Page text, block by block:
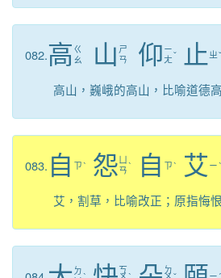
082.高 ㄍ
ㄠ
山 ㄕ
ㄢ
仰 ㄧ
ㄤˇ 止 ㄓˇ
高山，巍峨的高山，比喻道德
083. 自 ㄗˋ 怨ㄢˋ 自 ㄗˋ 艾 ㄧˋ
艾，割草，比喻改正；原指悔
ㄉ
ㄎ ㄉ